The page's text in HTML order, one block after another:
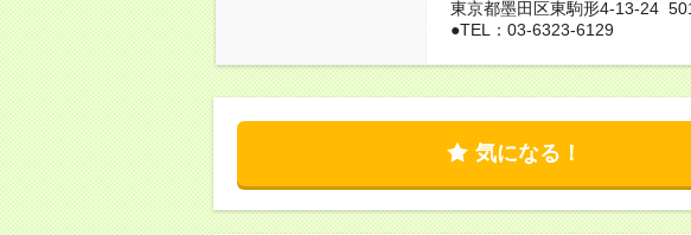
東京都墨田区東駒形4-13-24
●TEL：03-6323-6129
気になる！